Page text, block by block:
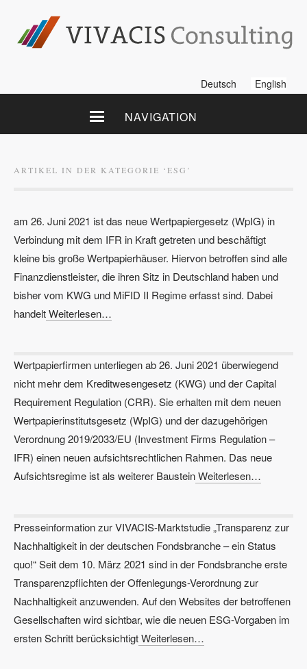
Deutsch English
NAVIGATION
ARTIKEL IN DER KATEGORIE ‘ESG ’
am 26. Juni 2021 ist das neue Wertpapiergesetz (WpIG) in
Verbindung mit dem IFR in Kraft getreten und beschäftigt
kleine bis große Wertpapierhäuser. Hiervon betroffen sind alle
Finanzdienstleister, die ihren Sitz in Deutschland haben und
bisher vom KWG und MiFID II Regime erfasst sind. Dabei
handeltWeiterlesen…
Wertpapierfirmen unterliegen ab 26. Juni 2021 überwiegend
nicht mehr dem Kreditwesengesetz (KWG) und der Capital
Requirement Regulation (CRR). Sie erhalten mit dem neuen
Wertpapierinstitutsgesetz (WpIG) und der dazugehörigen
Verordnung 2019/2033/EU (Investment Firms Regulation –
IFR) einen neuen aufsichtsrechtlichen Rahmen. Das neue
Aufsichtsregime ist als weiterer BausteinWeiterlesen…
Presseinformation zur VIVACIS-Marktstudie „Transparenz zur
Nachhaltigkeit in der deutschen Fondsbranche – ein Status
quo!“ Seit dem 10. März 2021 sind in der Fondsbranche erste
Transparenzpflichten der Offenlegungs-Verordnung zur
Nachhaltigkeit anzuwenden. Auf den Websites der betroffenen
Gesellschaften wird sichtbar, wie die neuen ESG-Vorgaben im
ersten Schritt berücksichtigtWeiterlesen…